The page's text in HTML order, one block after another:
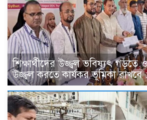
শিক্ষার্থীদের উজ্জ্বল ভবিষ্যৎ গড়তে
উজ্জ্বল করতে কার্যকর ভূমিকা